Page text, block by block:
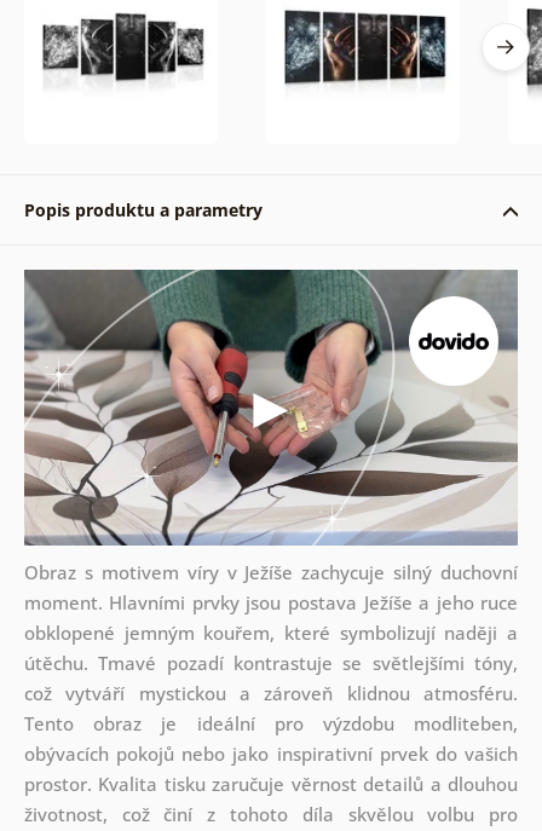
Popis produktu a parametry
Obraz s motivem víry v Ježíše zachycuje silný duchovní
moment. Hlavními prvky jsou postava Ježíše a jeho ruce
obklopené jemným kouřem, které symbolizují naději a
útěchu. Tmavé pozadí kontrastuje se světlejšími tóny,
což vytváří mystickou a zároveň klidnou atmosféru.
Tento obraz je ideální pro výzdobu modliteben,
obývacích pokojů nebo jako inspirativní prvek do vašich
prostor. Kvalita tisku zaručuje věrnost detailů a dlouhou
životnost, což činí z tohoto díla skvělou volbu pro